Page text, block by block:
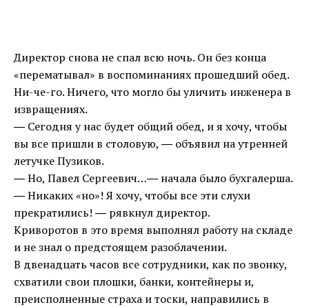
Директор снова не спал всю ночь. Он без конца
«перематывал» в воспоминаниях прошедший обед.
Ни-че-го. Ничего, что могло бы уличить инженера в
извращениях.
― Сегодня у нас будет общий обед, и я хочу, чтобы
вы все пришли в столовую, ― объявил на утренней
летучке Пузиков.
― Но, Павел Сергеевич…― начала было бухгалерша.
― Никаких «но»! Я хочу, чтобы все эти слухи
прекратились! ― рявкнул директор.
Криворотов в это время выполнял работу на складе
и не знал о предстоящем разоблачении.
В двенадцать часов все сотрудники, как по звонку,
схватили свои плошки, банки, контейнеры и,
преисполненные страха и тоски, направились в